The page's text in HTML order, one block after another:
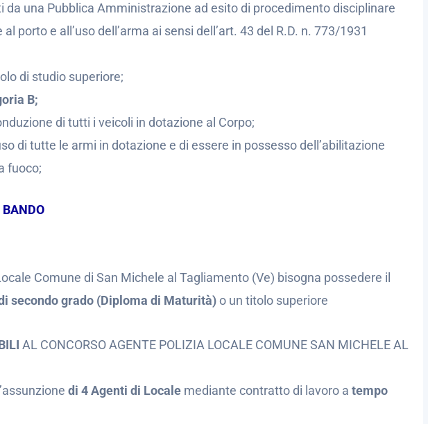
da una Pubblica Amministrazione ad esito di procedimento disciplinare
porto e all’uso dell’arma ai sensi dell’art. 43 del R.D. n. 773/1931
di studio superiore;
B;
di tutti i veicoli in dotazione al Corpo;
di tutte le armi in dotazione e di essere in possesso dell’abilitazione
fuoco;
BANDO
Comune di San Michele al Tagliamento (Ve) bisogna possedere il
secondo grado (Diploma di Maturità)o un titolo superiore
AL CONCORSO AGENTE POLIZIA LOCALE COMUNE SAN MICHELE AL
di 4 Agenti di Locale mediante contratto di lavoro a tempo